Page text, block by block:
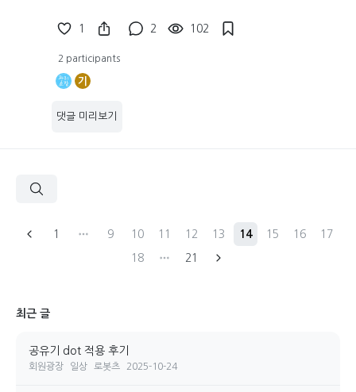
1 2 102
2 participants
기
댓글 미리보기
1 9 10 11 12 13 14 15 16 17
18 21
최근 글
공유기 dot 적용 후기
회원광장 일상 로봇츠 2025-10-24